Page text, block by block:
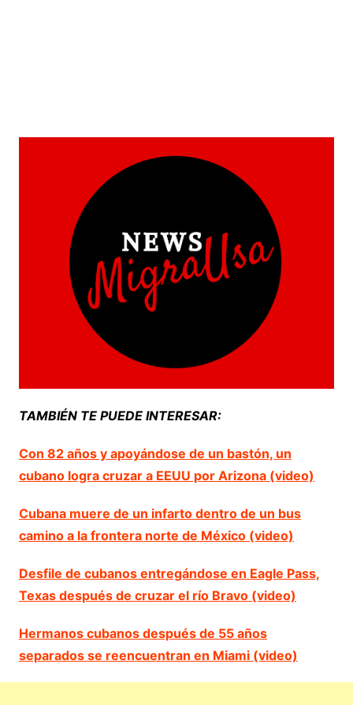
TAMBIÉN TE PUEDE INTERESAR:
Con 82 años y apoyándose de un bastón, un
cubano logra cruzar a EEUU por Arizona (video)
Cubana muere de un infarto dentro de un bus
camino a la frontera norte de México (video)
Desfile de cubanos entregándose en Eagle Pass,
Texas después de cruzar el río Bravo (video)
Hermanos cubanos después de 55 años
separados se reencuentran en Miami (video)